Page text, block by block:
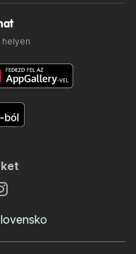
helyen